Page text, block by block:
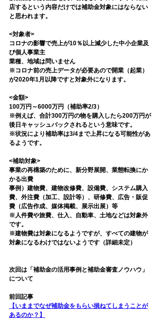
店するという内容だけでは補助金対象にはならない
と思われます。
<対象者>
コロナの影響で売上が10％以上減少した中小企業及
び個人事業主
業種、地域は問いません
※コロナ前の売上データが必要あので開業（起業）
が2020年1月以降ですと対象外になります。
<金額>
100万円～6000万円（補助率2/3）
※例えば、合計300万円の物を購入したら200万円が
後日キャッシュバックされるという意味です。
※状況により補助率は3/4まで上昇になる可能性があ
るようです。
<補助対象>
事業の再構築のために、新分野展開、業態転換にか
かる出費
事例）建物費、建物改修費、設備費、システム購入
費、外注費（加工、設計等）、研修費、広告・販促
費（広告作成、媒体掲載、展示出展）等
※人件費や旅費、仕入、自動車、土地などは対象外
です。
※建物費は対象になるようですが、すべての建物が
対象になるわけではないようです（詳細未定）
次回は「補助金の活用事例と補助金審査ノウハウ」
について
前回記事
【いままでなぜ補助金をもらい損ねてしまうことが
あるのか？】